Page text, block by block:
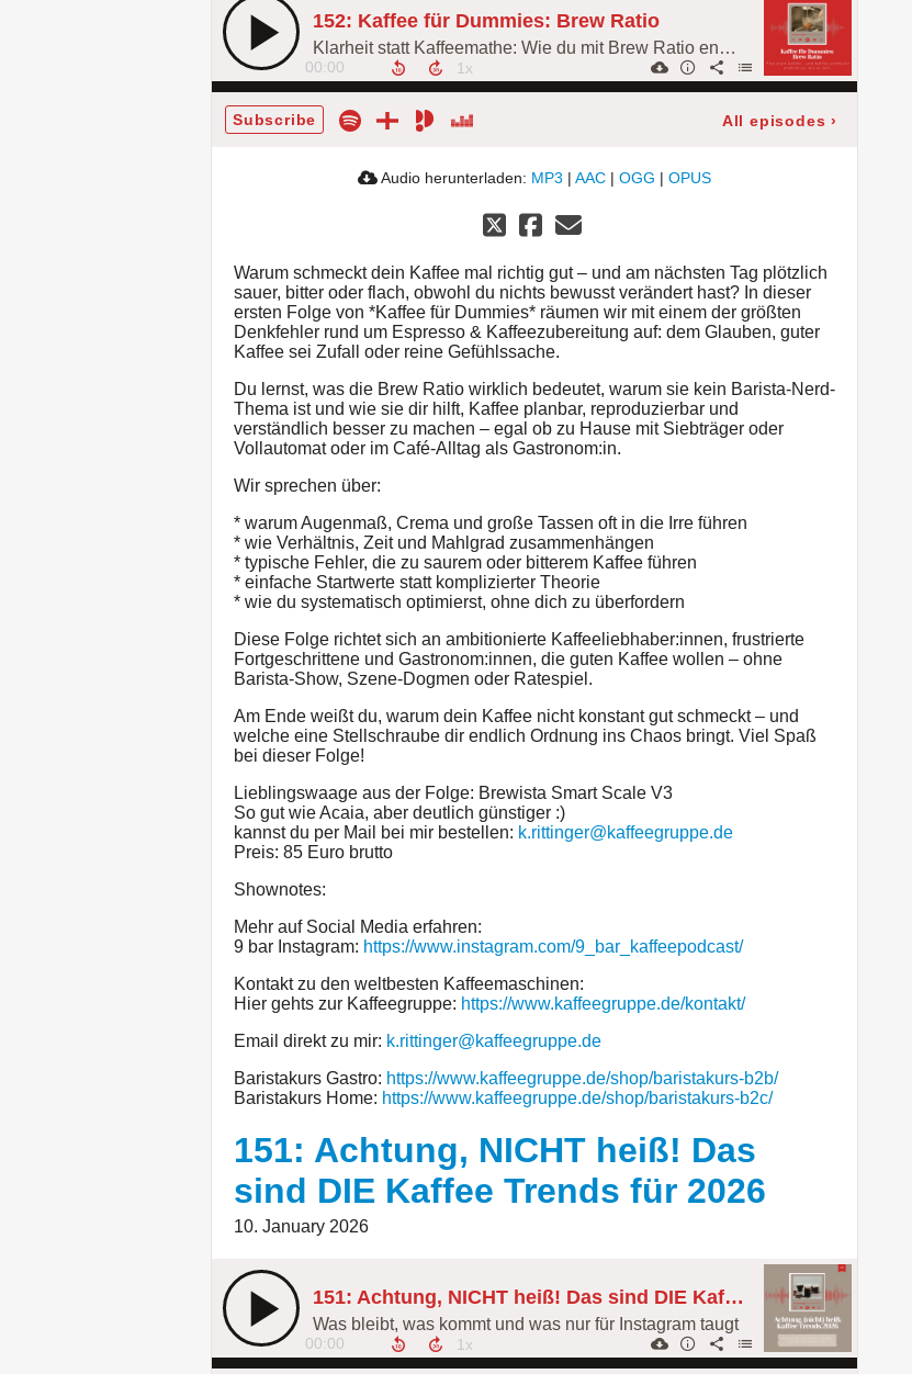
152: Kaffee für Dummies: Brew Ratio
Klarheit statt Kaffeemathe: Wie du mit Brew Ratio endlich reproduzierbar guten Kaffee machst – zu Hause und im Café.
00:00
Subscribe All episodes ›
Audio herunterladen: MP3 | AAC | OGG | OPUS
Warum schmeckt dein Kaffee mal richtig gut – und am nächsten Tag plötzlich
sauer, bitter oder flach, obwohl du nichts bewusst verändert hast? In dieser
ersten Folge von *Kaffee für Dummies* räumen wir mit einem der größten
Denkfehler rund um Espresso & Kaffeezubereitung auf: dem Glauben, guter
Kaffee sei Zufall oder reine Gefühlssache.
Du lernst, was die Brew Ratio wirklich bedeutet, warum sie kein Barista-Nerd-
Thema ist und wie sie dir hilft, Kaffee planbar, reproduzierbar und
verständlich besser zu machen – egal ob zu Hause mit Siebträger oder
Vollautomat oder im Café-Alltag als Gastronom:in.
Wir sprechen über:
* warum Augenmaß, Crema und große Tassen oft in die Irre führen
* wie Verhältnis, Zeit und Mahlgrad zusammenhängen
* typische Fehler, die zu saurem oder bitterem Kaffee führen
* einfache Startwerte statt komplizierter Theorie
* wie du systematisch optimierst, ohne dich zu überfordern
Diese Folge richtet sich an ambitionierte Kaffeeliebhaber:innen, frustrierte
Fortgeschrittene und Gastronom:innen, die guten Kaffee wollen – ohne
Barista-Show, Szene-Dogmen oder Ratespiel.
Am Ende weißt du, warum dein Kaffee nicht konstant gut schmeckt – und
welche eine Stellschraube dir endlich Ordnung ins Chaos bringt. Viel Spaß
bei dieser Folge!
Lieblingswaage aus der Folge: Brewista Smart Scale V3
So gut wie Acaia, aber deutlich günstiger :)
kannst du per Mail bei mir bestellen: k.rittinger@kaffeegruppe.de
Preis: 85 Euro brutto
Shownotes:
Mehr auf Social Media erfahren:
9 bar Instagram: https://www.instagram.com/9_bar_kaffeepodcast/
Kontakt zu den weltbesten Kaffeemaschinen:
Hier gehts zur Kaffeegruppe: https://www.kaffeegruppe.de/kontakt/
Email direkt zu mir: k.rittinger@kaffeegruppe.de
Baristakurs Gastro: https://www.kaffeegruppe.de/shop/baristakurs-b2b/
Baristakurs Home: https://www.kaffeegruppe.de/shop/baristakurs-b2c/
151: Achtung, NICHT heiß! Das
sind DIE Kaffee Trends für 2026
10. January 2026
151: Achtung, NICHT heiß! Das sind DIE Kaffee Trends für 2026
Was bleibt, was kommt und was nur für Instagram taugt
00:00